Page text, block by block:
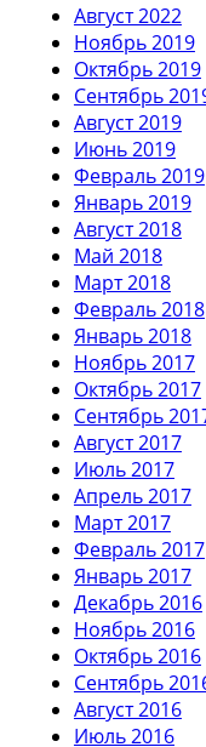
Август 2022
Ноябрь 2019
Октябрь 2019
Сентябрь
Август 2019
Июнь 2019
Февраль 2019
Январь 2019
Август 2018
Май 2018
Март 2018
Февраль 2018
Январь 2018
Ноябрь 2017
Октябрь 2017
Сентябрь
Август 2017
Июль 2017
Апрель 2017
Март 2017
Февраль 2017
Январь 2017
Декабрь 2016
Ноябрь 2016
Октябрь 2016
Сентябрь
Август 2016
Июль 2016